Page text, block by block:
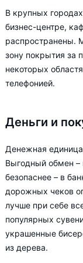
В крупных
бизнес-центре,
распространены.
зону покрытия за
некоторых
телефонией.
Деньги и
Денежная
Выгодный обмен
безопаснее – в
дорожных чеков
лучше при себе
популярных
украшенные
из дерева.